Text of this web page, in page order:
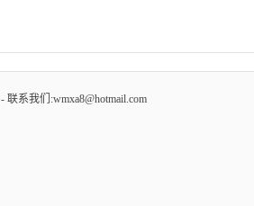
- 联系我们:wmxa8@hotmail.com